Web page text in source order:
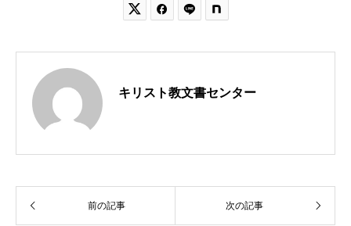
 
キリスト教文書センター
前の記事 次の記事